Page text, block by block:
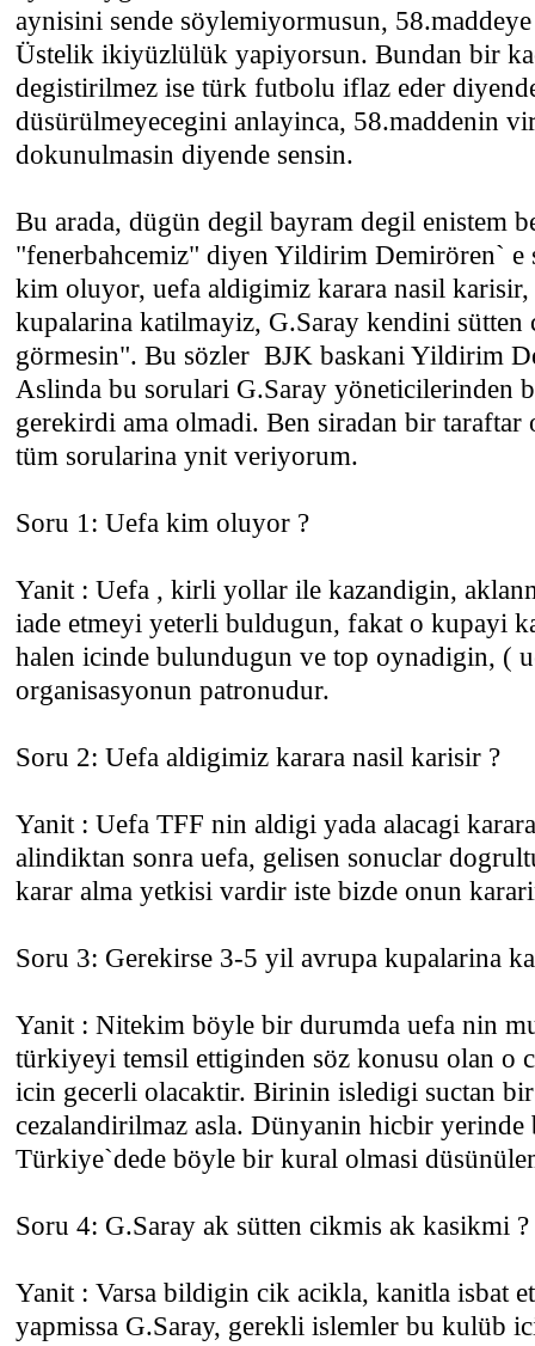
aynisini sende söylemiyormusun,
Üstelik ikiyüzlülük yapiyorsun. Bundan bir
degistirilmez ise türk futbolu iflaz eder
düsürülmeyecegini anlayinca, 58.maddenin
dokunulmasin diyende sensin.
Bu arada, dügün degil bayram degil enistem
"fenerbahcemiz" diyen Yildirim Demirören` e
kim oluyor, uefa aldigimiz karara nasil
kupalarina katilmayiz, G.Saray kendini
görmesin". Bu sözler BJK baskani Yildirim
Aslinda bu sorulari G.Saray yöneticilerinden
gerekirdi ama olmadi. Ben siradan bir
tüm sorularina ynit veriyorum.
Soru 1: Uefa kim oluyor ?
Yanit : Uefa , kirli yollar ile kazandigin,
iade etmeyi yeterli buldugun, fakat o kupayi
halen icinde bulundugun ve top oynadigin, (
organisasyonun patronudur.
Soru 2: Uefa aldigimiz karara nasil karisir ?
Yanit : Uefa TFF nin aldigi yada alacagi
alindiktan sonra uefa, gelisen sonuclar
karar alma yetkisi vardir iste bizde onun
Soru 3: Gerekirse 3-5 yil avrupa kupalarina
Yanit : Nitekim böyle bir durumda uefa nin
türkiyeyi temsil ettiginden söz konusu olan o
icin gecerli olacaktir. Birinin isledigi suctan
cezalandirilmaz asla. Dünyanin hicbir
Türkiye`dede böyle bir kural olmasi
Soru 4: G.Saray ak sütten cikmis ak kasikmi ?
Yanit : Varsa bildigin cik acikla, kanitla isbat
yapmissa G.Saray, gerekli islemler bu kulüb